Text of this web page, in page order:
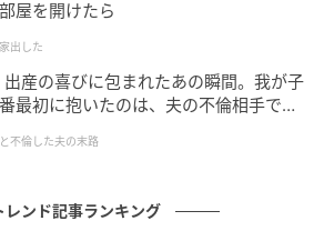
本アドバイザー&絵本講師 平松あ
）さんが、「姉からの
笑うしかない」についてThreads
「おいくらでした？」「夢のよう
ました。
屋を開けたら
出した
産の喜びに包まれたあの瞬間。我が子
最初に抱いたのは、夫の不倫相手でし
不倫した夫の末路
レンド記事ランキング